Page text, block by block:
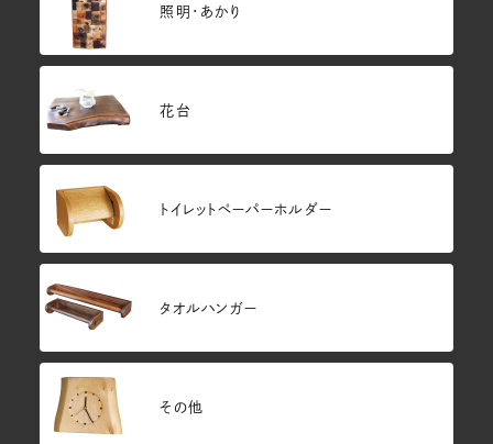
照明・あかり
花台
トイレットペーパーホルダー
タオルハンガー
その他